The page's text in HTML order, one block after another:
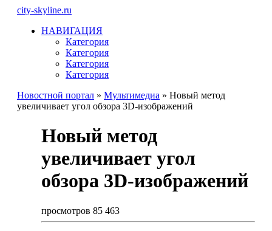
city-skyline.ru
НАВИГАЦИЯ
Категория
Категория
Категория
Категория
Новостной портал » Мультимедиа » Новый метод
увеличивает угол обзора 3D-изображений
Новый метод
увеличивает угол
обзора 3D-изображений
просмотров 85 463